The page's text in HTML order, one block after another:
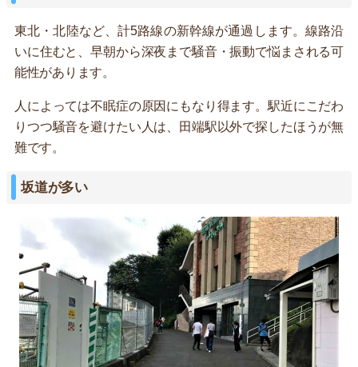
東北・北陸など、計5路線の新幹線が通過します。線路沿
いに住むと、早朝から深夜まで騒音・振動で悩まされる可
能性があります。
人によっては不眠症の原因にもなり得ます。駅近にこだわ
りつつ騒音を避けたい人は、田端駅以外で探したほうが無
難です。
坂道が多い